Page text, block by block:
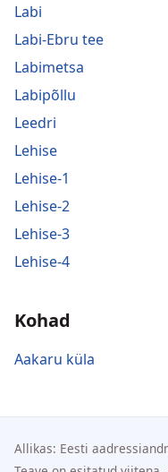
Labi
Labi-Ebru tee
Labimetsa
Labipõllu
Leedri
Lehise
Lehise-1
Lehise-2
Lehise-3
Lehise-4
Kohad
Aakaru küla
Allikas: Eesti